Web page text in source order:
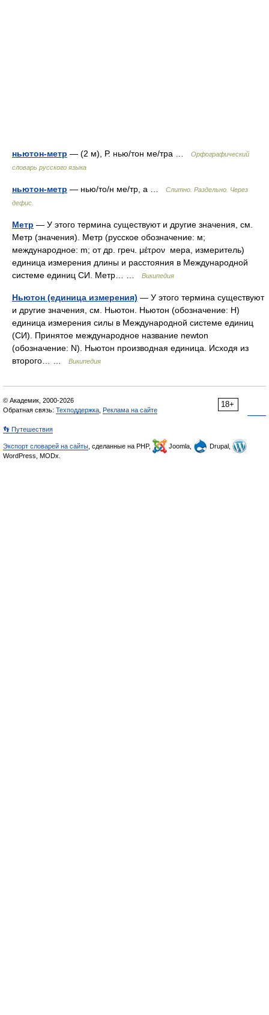
ньютон-метр — (2 м), Р. нью/тон ме/тра …
Орфографический
словарь русского языка
ньютон-метр — нью/то/н ме/тр, а …
Слитно. Раздельно. Через
дефис.
Метр — У этого термина существуют и другие значения, см.
Метр (значения). Метр (русское обозначение: м;
международное: m; от др. греч. μέτρον мера, измеритель)
единица измерения длины и расстояния в Международной
системе единиц СИ. Метр… …
Википедия
Ньютон (единица измерения) — У этого термина существуют
и другие значения, см. Ньютон. Ньютон (обозначение: Н)
единица измерения силы в Международной системе единиц
(СИ). Принятое международное название newton
(обозначение: N). Ньютон производная единица. Исходя из
второго… …
Википедия
18+
© Академик, 2000-2026
Обратная связь: Техподдержка Реклама на сайте
👣 Путешествия
Экспорт словарей на сайты , сделанные на PHP, Joomla,
Drupal,
WordPress, MODx.